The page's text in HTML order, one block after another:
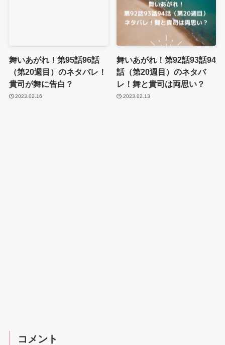
舞いあがれ！第95話96話
（第20週目）のネタバレ！
貴司が舞に告白？
2023.02.16
舞いあがれ！第92話93話94
話（第20週目）のネタバ
レ！舞と貴司は両思い？
2023.02.13
コメント